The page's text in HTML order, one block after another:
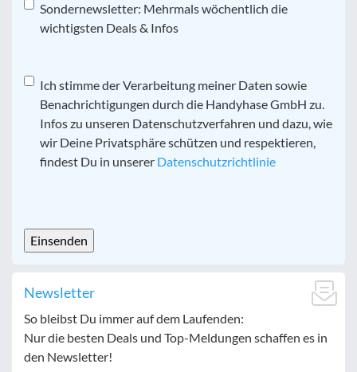
Sondernewsletter: Mehrmals wöchentlich die
wichtigsten Deals & Infos
Datenschutz*
Ich stimme der Verarbeitung meiner Daten sowie
Benachrichtigungen durch die Handyhase GmbH zu.
Infos zu unseren Datenschutzverfahren und dazu, wie
wir Deine Privatsphäre schützen und respektieren,
findest Du in unserer Datenschutzrichtlinie
Newsletter
So bleibst Du immer auf dem Laufenden:
Nur die besten Deals und Top-Meldungen schaffen es in
den Newsletter!